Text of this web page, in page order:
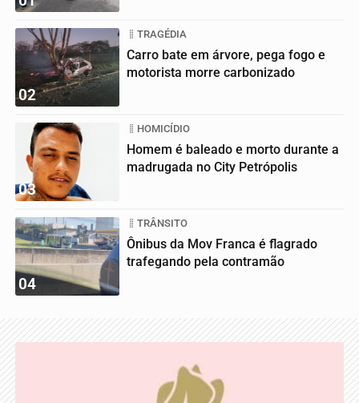
02
TRAGÉDIA
Carro bate em árvore, pega fogo e
motorista morre carbonizado
03
HOMICÍDIO
Homem é baleado e morto durante a
madrugada no City Petrópolis
04
TRÂNSITO
Ônibus da Mov Franca é flagrado
trafegando pela contramão